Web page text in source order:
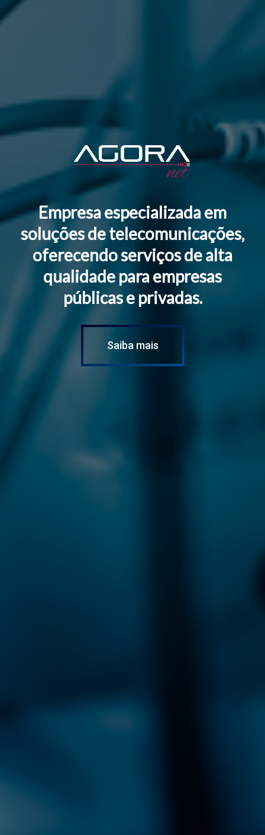
Empresa especializada em
soluções de telecomunicações,
oferecendo serviços de alta
qualidade para empresas
públicas e privadas.
Saiba mais